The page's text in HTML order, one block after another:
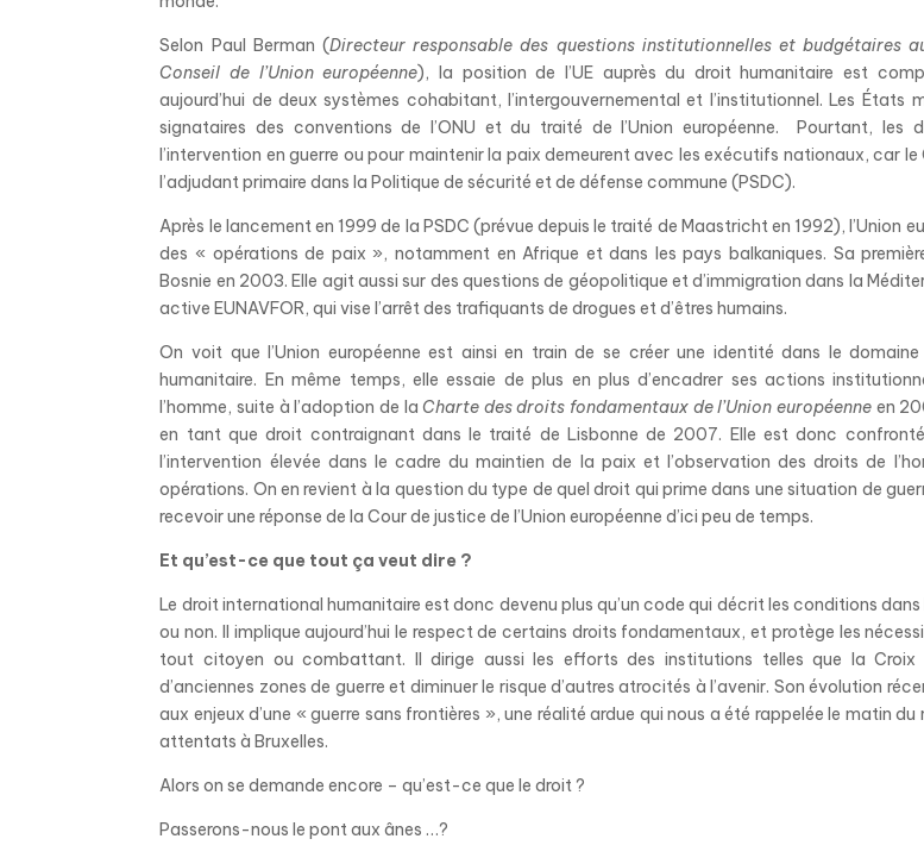
Selon Paul Berman (Directeur responsable des questions institutionnelles et budgétaires
Conseil de l’Union européenne), la position de l’UE auprès du droit humanitaire est
aujourd’hui de deux systèmes cohabitant, l’intergouvernemental et l’institutionnel. Les États
signataires des conventions de l’ONU et du traité de l’Union européenne. Pourtant, les
l’intervention en guerre ou pour maintenir la paix demeurent avec les exécutifs nationaux, car le
l’adjudant primaire dans la Politique de sécurité et de défense commune (PSDC).
Après le lancement en 1999 de la PSDC (prévue depuis le traité de Maastricht en 1992), l’Union
des « opérations de paix », notamment en Afrique et dans les pays balkaniques. Sa
Bosnie en 2003. Elle agit aussi sur des questions de géopolitique et d’immigration dans laM
active EUNAVFOR, qui vise l’arrêt des trafiquants de drogues et d’êtres humains.
On voit que l’Union européenne est ainsi en train de se créer une identité dans le
humanitaire. En même temps, elle essaie de plus en plus d’encadrer ses actions
l’homme, suite à l’adoption de la Charte des droits fondamentaux de l’Union européenne en
en tant que droit contraignant dans le traité de Lisbonne de 2007. Elle est donc
l’intervention élevée dans le cadre du maintien de la paix et l’observation des droits de
opérations. On en revient à la question du type de quel droit qui prime dans une situation de
recevoir une réponse de la Cour de justice de l’Union européenne d’ici peu de temps.
Et qu’est-ce que tout ça veut dire ?
Le droit international humanitaire est donc devenu plus qu’un code qui décrit les conditions
ou non. Il implique aujourd’hui le respect de certains droits fondamentaux, et protège les
tout citoyen ou combattant. Il dirige aussi les efforts des institutions tellesque la Croix
d’anciennes zones de guerre et diminuer le risque d’autres atrocités à l’avenir. Son évolution
aux enjeux d’une « guerre sans frontières », une réalité ardue qui nous a été rappelée le matin
attentats à Bruxelles.
Alors on se demande encore – qu’est-ce que le droit ?
Passerons-nous le pont aux ânes …?